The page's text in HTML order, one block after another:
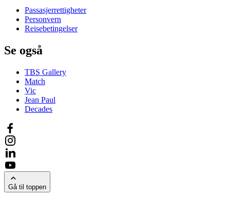
Passasjerrettigheter
Personvern
Reisebetingelser
Se også
TBS Gallery
Match
Vic
Jean Paul
Decades
Gå til toppen